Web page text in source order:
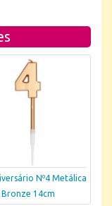
Nº4 Metálica
Bronze 14cm